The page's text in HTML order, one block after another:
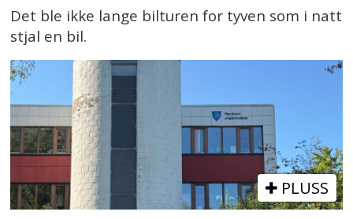
Det ble ikke lange bilturen for tyven som i natt
stjal en bil.
PLUSS